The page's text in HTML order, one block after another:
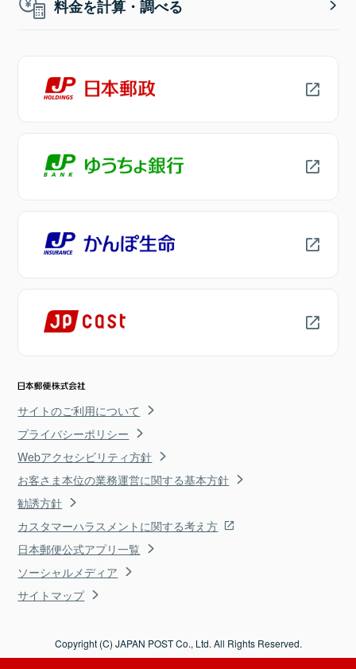
料金を計算・調べる
サイトのご利用について
プライバシーポリシー
Webアクセシビリティ方針
お客さま本位の業務運営に関する基本方針
勧誘方針
カスタマーハラスメントに関する考え方
日本郵便公式アプリ一覧
ソーシャルメディア
サイトマップ
Copyright (C) JAPAN POST Co., Ltd. All Rights Reserved.